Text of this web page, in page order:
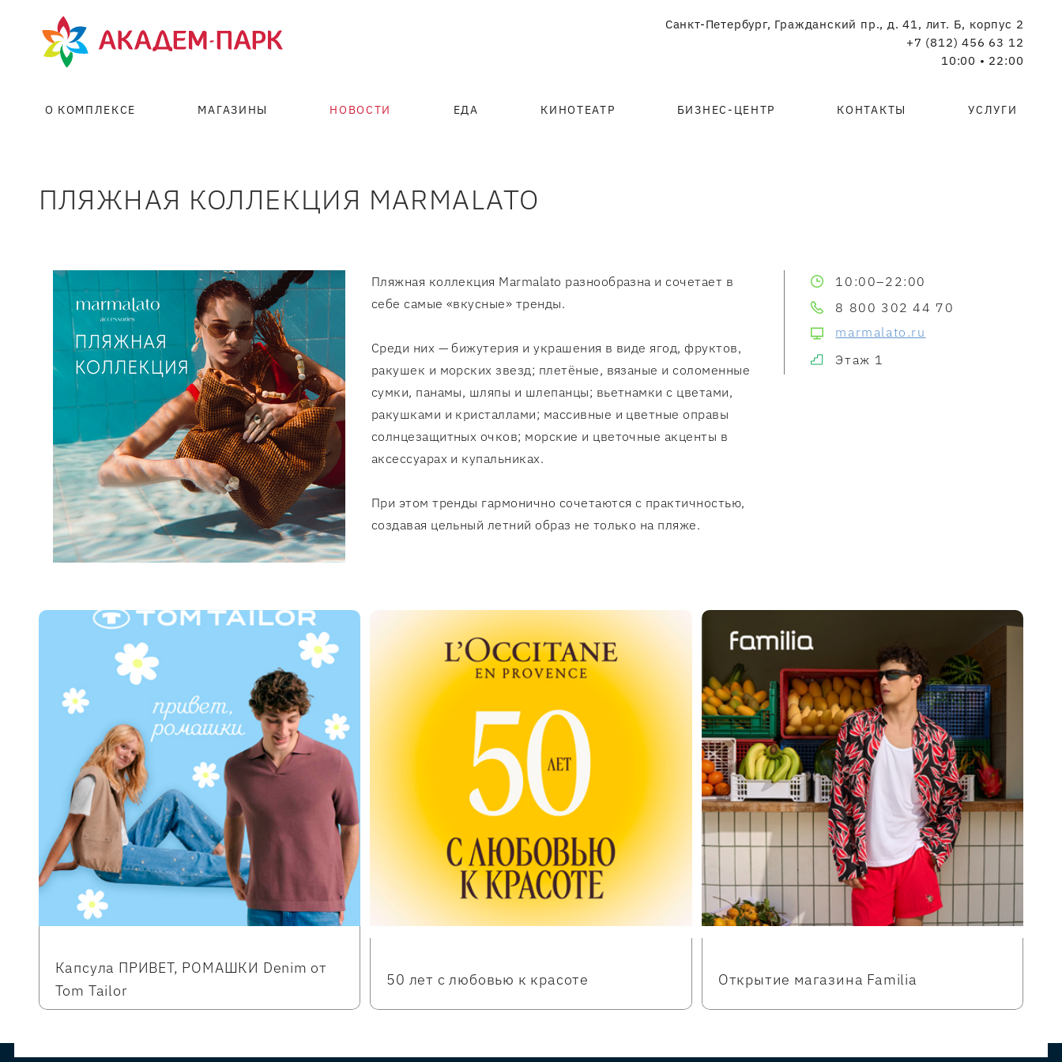
Санкт-Петербург, Гражданский пр., д. 41, лит. Б, корпус 2
+7 (812) 456 63 12
10:00 • 22:00
О КОМПЛЕКСЕ МАГАЗИНЫ НОВОСТИ ЕДА КИНОТЕАТР БИЗНЕС-ЦЕНТР КОНТАКТЫ УСЛУГИ
ПЛЯЖНАЯ КОЛЛЕКЦИЯ MARMALATO
Пляжная коллекция Marmalato разнообразна и сочетает в
себе самые «вкусные» тренды.
Среди них — бижутерия и украшения в виде ягод, фруктов,
ракушек и морских звезд; плетёные, вязаные и соломенные
сумки, панамы, шляпы и шлепанцы; вьетнамки с цветами,
ракушками и кристаллами; массивные и цветные оправы
солнцезащитных очков; морские и цветочные акценты в
аксессуарах и купальниках.
При этом тренды гармонично сочетаются с практичностью,
создавая цельный летний образ не только на пляже.
10:00–22:00
8 800 302 44 70
marmalato.ru
Этаж 1
Капсула ПРИВЕТ, РОМАШКИ Denim от
Tom Tailor
50 лет с любовью к красоте Открытие магазина Familia